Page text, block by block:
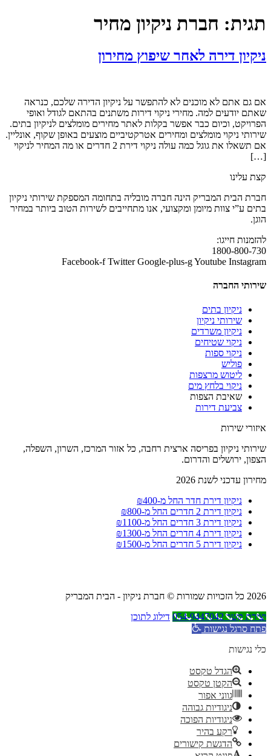
תגית: חברת ניקיון מחיר
ניקיון דירה לאחר שיפוץ מחירון
אם גם אתם לא מוכנים לא להתפשר על ניקיון הדירה שלכם, כנראה
שאתם יודעים למה. מחירי ניקוי דירות משתנים בהתאם לגודל ואופי
הפרויקט, וכיום כבר אפשר בקלות לאתר מחירים מומלצים לניקיון בתים.
שירותי ניקוי מומלצים ומחירים אטרקטיביים מוצעים באופן שקוף, אונליין.
אם תשאלו את גוגל כמה עולה ניקוי דירת 2 חדרים או מה המחיר לניקוי
[…]
קצת עלינו
חברת הבית המבריק הינה חברה מובליה בתחומה המספקת שירותי ניקיון
בתים ע”י צוות מיומן ומקצועי, אנו מתחייבים לשירות הטוב ביותר במחיר
הוגן.
להזמנות חייגו:
1800-800-730
Facebook-f Twitter Google-plus-gYoutube Instagram
שירותי החברה
ניקיון בתים
שירותי ניקיון
ניקיון משרדים
ניקוי שטיחים
ניקוי ספות
פוליש
ליטוש מרצפות
ניקוי בלחץ מים
שאיבת הצפות
צביעת דירות
איזורי שירות
שירותי ניקיון בפריסה ארצית רחבה, כל אזור המרכז, השרון, השפלה,
הצפון, ירושלים והדרום.
מחירון עדכני לשנת 2026
ניקיון דירת חדר החל מ-₪400
ניקיון דירת 2 חדרים החל מ-₪800
ניקיון דירת 3 חדרים החל מ-₪1100
ניקיון דירת 4 חדרים החל מ-₪1300
ניקיון דירת 5 חדרים החל מ-₪1500
2026 כל הזכויות שמורות © חברת ניקיון - הבית המבריק
יצירת קשר 054-9447042
דילוג לתוכן
פתח סרגל נגישות
כלי נגישות
הגדל טקסט
הקטן טקסט
גווני אפור
ניגודיות גבוהה
ניגודיות הפוכה
רקע בהיר
הדגשת קישורים